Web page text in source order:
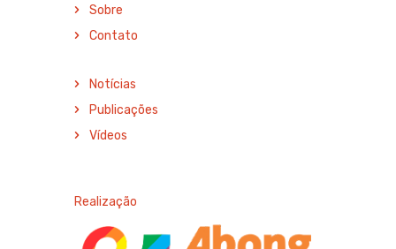
Sobre
Contato
Notícias
Publicações
Vídeos
Realização